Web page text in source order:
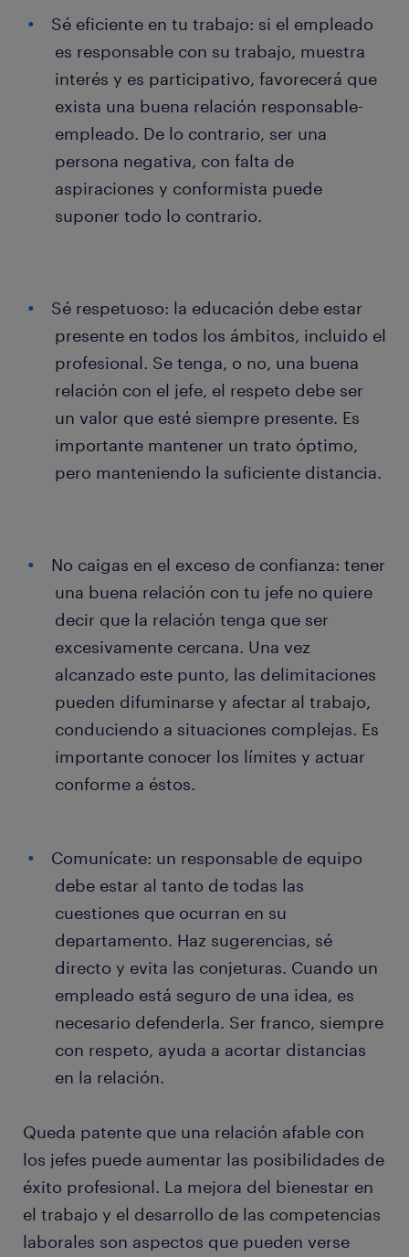
Sé eficiente en tu trabajo: si el empleado
es responsable con su trabajo, muestra
interés y es participativo, favorecerá que
exista una buena relación responsable-
empleado. De lo contrario, ser una
persona negativa, con falta de
aspiraciones y conformista puede
suponer todo lo contrario.
Sé respetuoso: la educación debe estar
presente en todos los ámbitos, incluido el
profesional. Se tenga, o no, una buena
relación con el jefe, el respeto debe ser
un valor que esté siempre presente. Es
importante mantener un trato óptimo,
pero manteniendo la suficiente distancia.
No caigas en el exceso de confianza: tener
una buena relación con tu jefe no quiere
decir que la relación tenga que ser
excesivamente cercana. Una vez
alcanzado este punto, las delimitaciones
pueden difuminarse y afectar al trabajo,
conduciendo a situaciones complejas. Es
importante conocer los límites y actuar
conforme a éstos.
Comunícate: un responsable de equipo
debe estar al tanto de todas las
cuestiones que ocurran en su
departamento. Haz sugerencias, sé
directo y evita las conjeturas. Cuando un
empleado está seguro de una idea, es
necesario defenderla. Ser franco, siempre
con respeto, ayuda a acortar distancias
en la relación.
Queda patente que una relación afable con
los jefes puede aumentar las posibilidades de
éxito profesional. La mejora del bienestar en
el trabajo y el desarrollo de las competencias
laborales son aspectos que pueden verse